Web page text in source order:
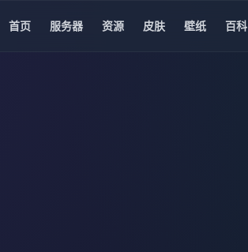
首页 服务器 资源 皮肤 壁纸 百科